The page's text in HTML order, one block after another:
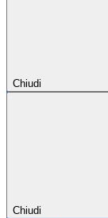
Chiudi
Chiudi